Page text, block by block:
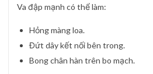
Va đập mạnh có thể làm:
Hỏng màng loa.
Đứt dây kết nối bên trong.
Bong chân hàn trên bo mạch.